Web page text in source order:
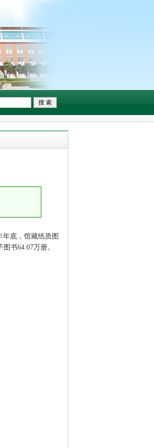
底，馆藏纸质图
书64.07万册。